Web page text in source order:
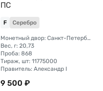
ПС
F Серебро
Монетный двор: Санкт-Петербургский монетный двор
Вес, г: 20,73
Проба: 868
Тираж, шт: 11775000
Правитель: Александр I
9 500 ₽